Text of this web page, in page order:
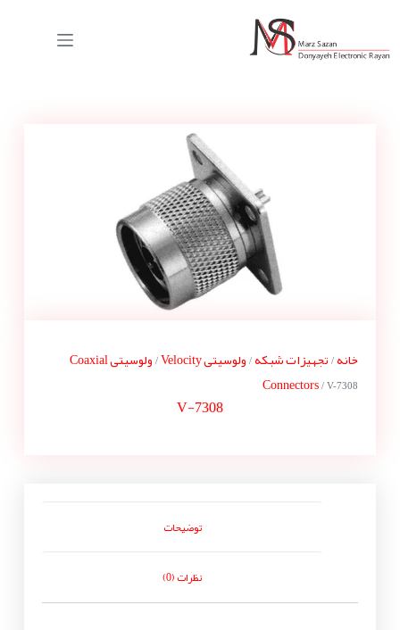
خانه/ تجهیزات شبکه/ ولوسیتی Velocity /
ولوسیتی Coaxial
Connectors / V-7308
V-7308
توضیحات
نظرات (0)